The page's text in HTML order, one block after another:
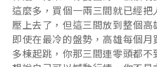
這麼多，買個一兩三間就已經
壓上去了，但這三間放到整個高
即使在最冷的盤勢，高雄每個
多棟起跳，你那三間連零頭都